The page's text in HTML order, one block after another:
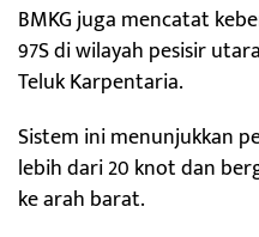
BMKG juga mencatat
97S di wilayah pesisir
Teluk Karpentaria.
Sistem ini menunjukkan
lebih dari 20 knot dan
ke arah barat.